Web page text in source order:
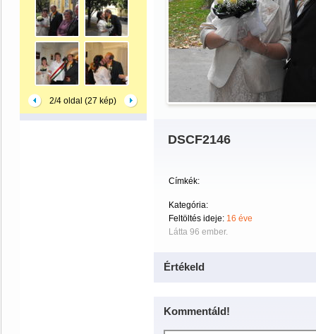
2/4 oldal (27 kép)
DSCF2146
Címkék:
Kategória:
Feltöltés ideje: 16 éve
Látta 96 ember.
Értékeld
Kommentáld!